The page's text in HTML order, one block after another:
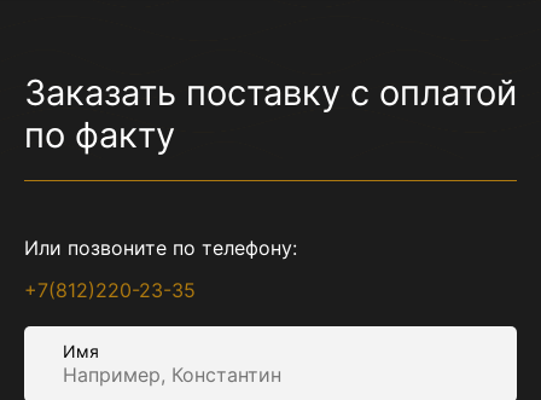
Заказать поставку с оплатой
по факту
Или позвоните по телефону:
+7(812)220-23-35
Имя